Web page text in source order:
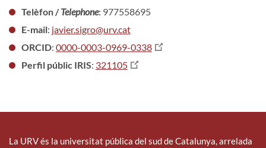
Telèfon /Telephone: 977558695
E-mail: javier.sigro@urv.cat
ORCID: 0000-0003-0969-0338
Perfil públic IRIS: 321105
La URV és la universitat pública del sud de Catalunya, arrelada